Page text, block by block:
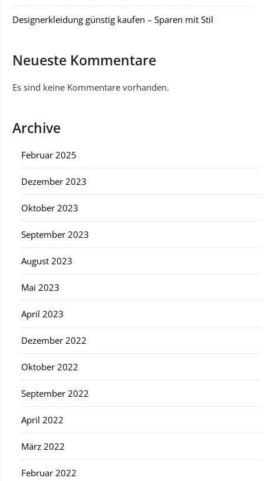
Designerkleidung günstig kaufen – Sparen mit Stil
Neueste Kommentare
Es sind keine Kommentare vorhanden.
Archive
Februar 2025
Dezember 2023
Oktober 2023
September 2023
August 2023
Mai 2023
April 2023
Dezember 2022
Oktober 2022
September 2022
April 2022
März 2022
Februar 2022